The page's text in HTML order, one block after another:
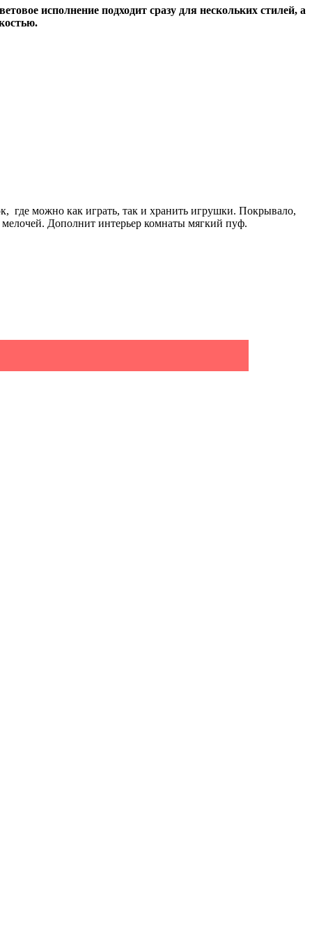
исполнение подходит сразу для нескольких стилей, а
где можно как играть, так и хранить игрушки. Покрывало,
Дополнит интерьер комнаты мягкий пуф.